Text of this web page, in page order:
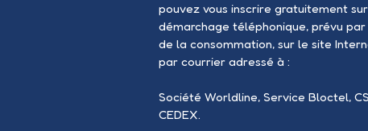
pouvez vous inscrire gratuitement
démarchage téléphonique, prévu
de la consommation, sur le site
par courrier adressé à :
Société Worldline, Service Bloctel, CS
CEDEX.